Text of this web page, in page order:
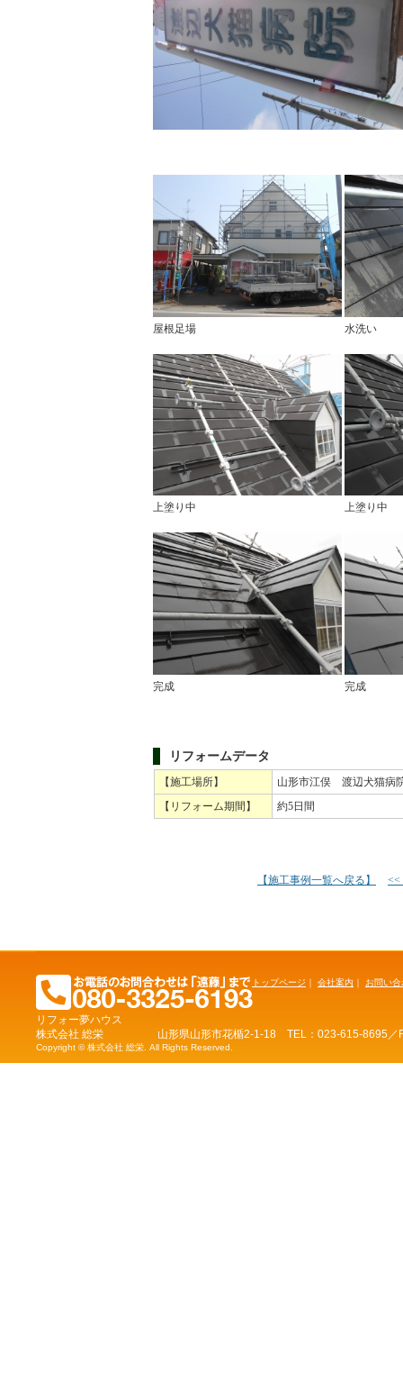
屋根足場 水洗い
上塗り中 上塗り中
完成 完成
リフォームデータ
【施工場所】
山形市江俣 渡辺犬猫病
【リフォーム期間】
約5日間
【施工事例一覧へ戻る】 <<
トップページ ｜ 会社案内 ｜ お問い
リフォー夢ハウス
株式会社 総栄 山形県山形市花楯2-1-18 TEL：023-615-8695／
Copyright © 株式会社 総栄. All Rights Reserved.